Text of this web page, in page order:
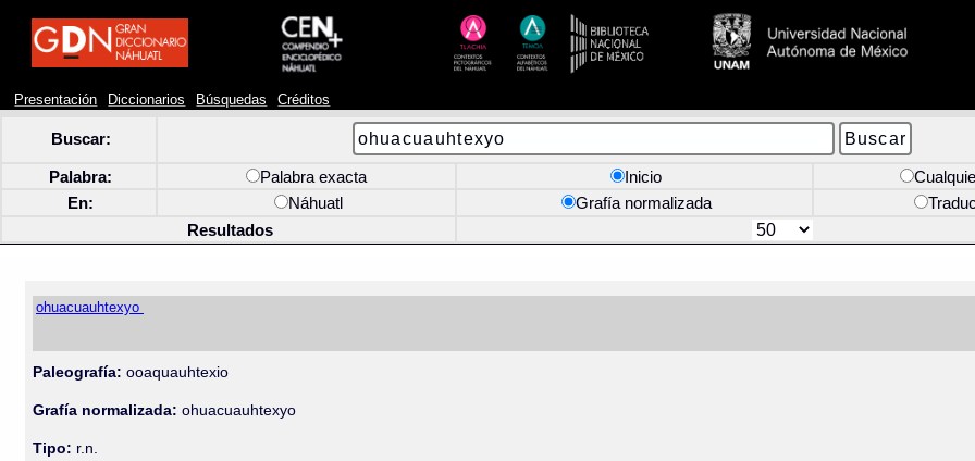
Presentación Diccionarios Búsquedas Créditos
Buscar:
Palabra: Palabra exacta Inicio
En:
Náhuatl Grafía normalizada
Resultados
ohuacuauhtexyo
Paleografía: ooaquauhtexio
Grafía normalizada: ohuacuauhtexyo
Tipo: r.n.